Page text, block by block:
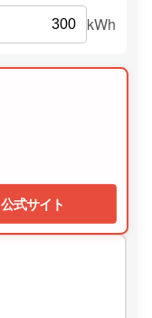
kWh
公式サイト